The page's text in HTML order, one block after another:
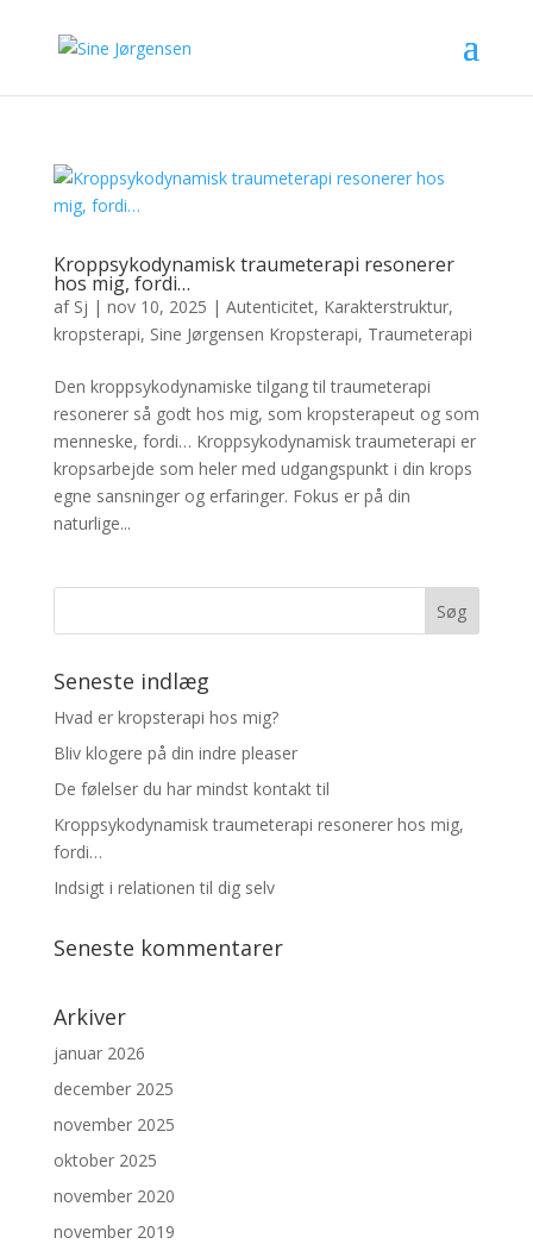
Kroppsykodynamisk traumeterapi resonerer
hos mig, fordi…
af Sj | nov 10, 2025 | Autenticitet, Karakterstruktur,
kropsterapi, Sine Jørgensen Kropsterapi, Traumeterapi
Den kroppsykodynamiske tilgang til traumeterapi
resonerer så godt hos mig, som kropsterapeut og som
menneske, fordi… Kroppsykodynamisk traumeterapi er
kropsarbejde som heler med udgangspunkt i din krops
egne sansninger og erfaringer. Fokus er på din
naturlige...
Seneste indlæg
Hvad er kropsterapi hos mig?
Bliv klogere på din indre pleaser
De følelser du har mindst kontakt til
Kroppsykodynamisk traumeterapi resonerer hos mig,
fordi…
Indsigt i relationen til dig selv
Seneste kommentarer
Arkiver
januar 2026
december 2025
november 2025
oktober 2025
november 2020
november 2019